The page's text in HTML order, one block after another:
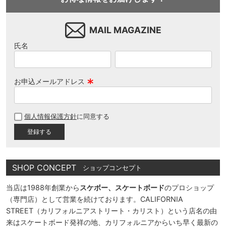
MAIL MAGAZINE
氏名
お申込メールアドレス
須
個人情報保護方針に同意する
SHOP CONCEPT ショップコンセプト
当店は1988年創業から スケボー、スケートボードのプロショップ
（専門店）として営業を続けております。CALIFORNIA
STREET（カリフォルニアストリート・カリスト）という店名の由
来はスケートボード発祥の地、カリフォルニアからいち早く最新の